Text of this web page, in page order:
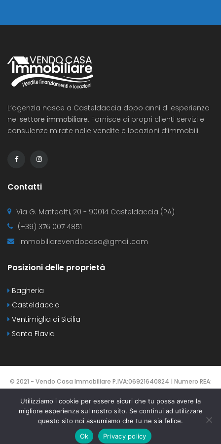
L’agenzia nasce a Casteldaccia dopo anni di esperienza
nel settore immobiliare. Fornisce ai propri clienti servizi e
consulenze mirate nelle vendite e locazioni d’immobili.
Contatti
Via G. Matteotti, 20 - 90014 Casteldaccia (PA)
(+39) 376 007 4851
immobiliarevendocasa@gmail.com
Posizioni delle proprietà
Bagheria
Casteldaccia
Ventimiglia di Sicilia
Santa Flavia
© 2021 - Vendo Casa Immobiliare P.IVA:06921640824 | Numero REA:
PA-425137 | DESIGNED BYWebvox.it
HOME CONTATTI PROPERTIES AGENTS
TERMS OF USE
Utilizziamo i cookie per essere sicuri che tu possa avere la
migliore esperienza sul nostro sito. Se continui ad utilizzare
questo sito noi assumiamo che tu ne sia felice.
Ok
Privacy policy